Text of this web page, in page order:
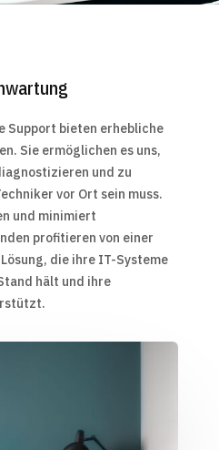
Support bieten erhebliche
Sie ermöglichen es uns,
und zu
vor Ort sein muss.
und minimiert
profitieren von einer
die ihre IT-Systeme
hält und ihre